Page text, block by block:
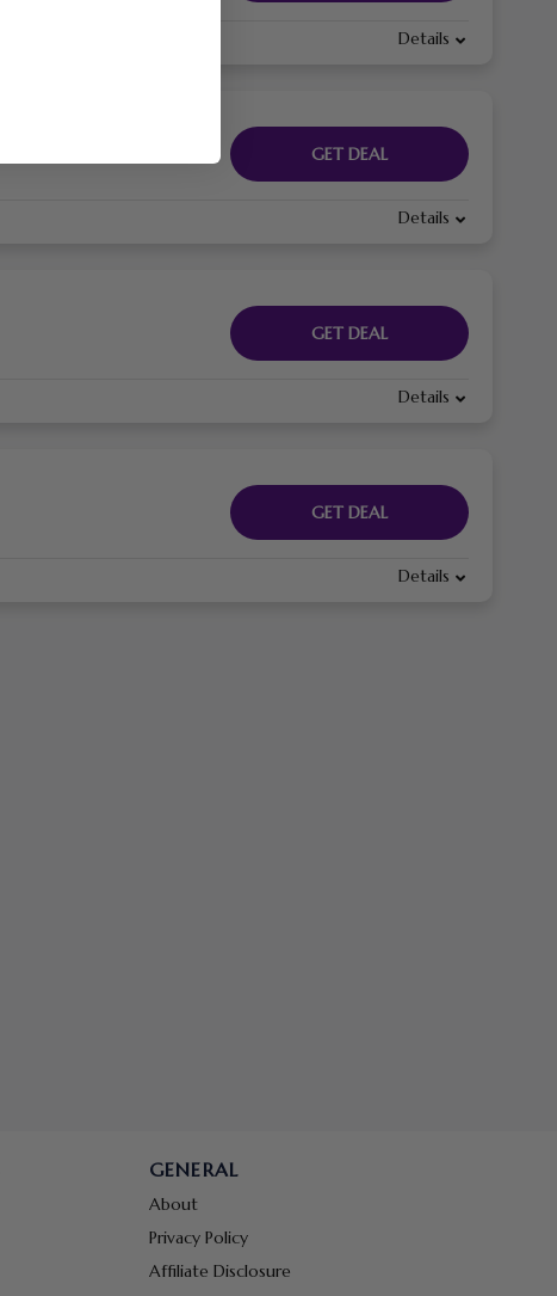
Details
GET DEAL
Details
GET DEAL
Details
GET DEAL
Details
GENERAL
About
Privacy Policy
Affiliate Disclosure